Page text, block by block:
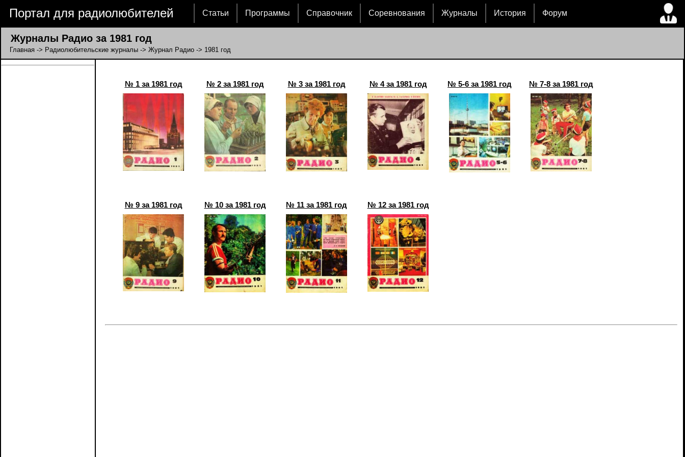
Портал для радиолюбителей Статьи Программы Справочник Соревнования Журналы История Форум
Журналы Радио за 1981 год
Главная -> Радиолюбительские журналы -> Журнал Радио -> 1981 год
№ 1 за 1981 год № 2 за 1981 год № 3 за 1981 год № 4 за 1981 год № 5-6 за 1981 год № 7-8 за 1981 год
№ 9 за 1981 год № 10 за 1981 год № 11 за 1981 год № 12 за 1981 год